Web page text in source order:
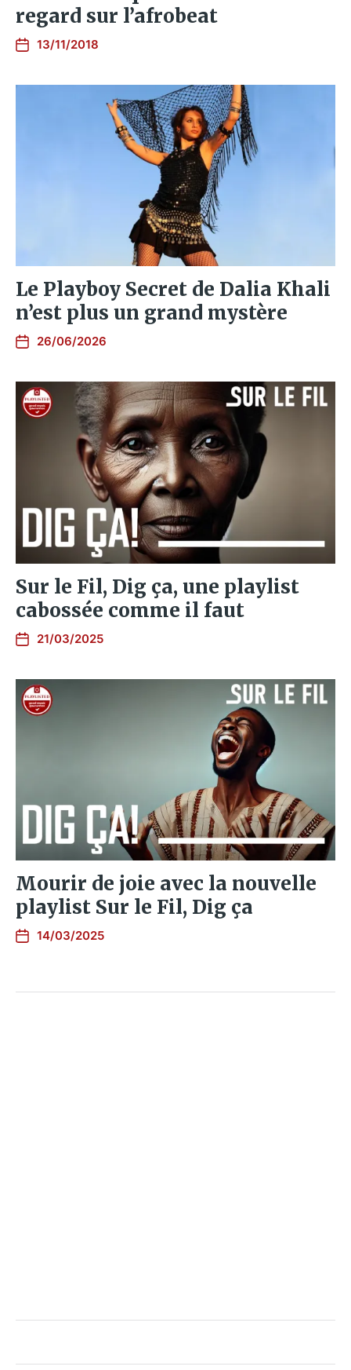
regard sur l’afrobeat
13/11/2018
Le Playboy Secret de Dalia Khali
n’est plus un grand mystère
26/06/2026
Sur le Fil, Dig ça, une playlist
cabossée comme il faut
21/03/2025
Mourir de joie avec la nouvelle
playlist Sur le Fil, Dig ça
14/03/2025